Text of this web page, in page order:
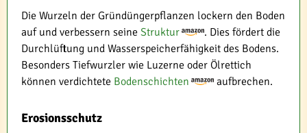
Die Wurzeln der Gründüngerpflanzen lockern den Boden
auf und verbessern seine Struktur
. Dies fördert die
Durchlüftung und Wasserspeicherfähigkeit des Bodens.
Besonders Tiefwurzler wie Luzerne oder Ölrettich
können verdichtete Bodenschichten aufbrechen.
Erosionsschutz